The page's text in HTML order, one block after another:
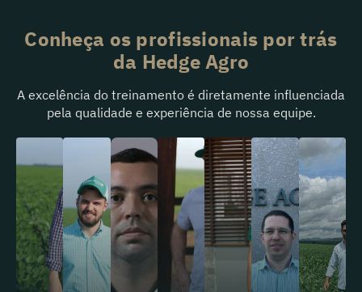
Conheça os profissionais por trás
da Hedge Agro
A excelência do treinamento é diretamente influenciada
pela qualidade e experiência de nossa equipe.